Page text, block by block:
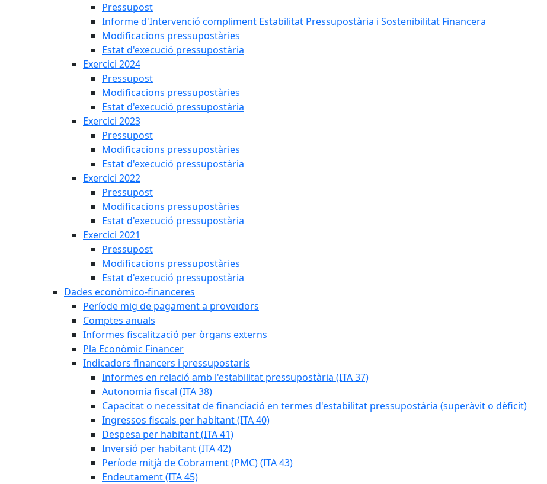
Pressupost
Informe d'Intervenció compliment Estabilitat Pressupostària i Sostenibilitat Financera
Modificacions pressupostàries
Estat d'execució pressupostària
Exercici 2024
Pressupost
Modificacions pressupostàries
Estat d'execució pressupostària
Exercici 2023
Pressupost
Modificacions pressupostàries
Estat d'execució pressupostària
Exercici 2022
Pressupost
Modificacions pressupostàries
Estat d'execució pressupostària
Exercici 2021
Pressupost
Modificacions pressupostàries
Estat d'execució pressupostària
Dades econòmico-financeres
Període mig de pagament a proveïdors
Comptes anuals
Informes fiscalització per òrgans externs
Pla Econòmic Financer
Indicadors financers i pressupostaris
Informes en relació amb l'estabilitat pressupostària (ITA 37)
Autonomia fiscal (ITA 38)
Capacitat o necessitat de financiació en termes d'estabilitat pressupostària (superàvit o dèficit)
Ingressos fiscals per habitant (ITA 40)
Despesa per habitant (ITA 41)
Inversió per habitant (ITA 42)
Període mitjà de Cobrament (PMC) (ITA 43)
Endeutament (ITA 45)